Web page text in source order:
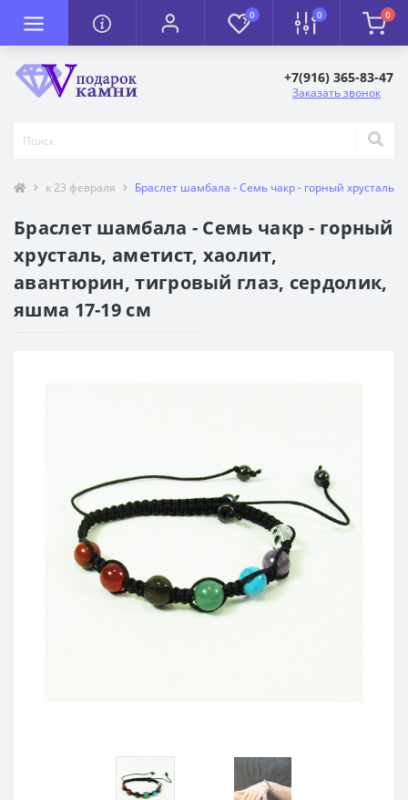
0 0 0
+7(916) 365-83-47
Заказать звонок
к 23 февраля Браслет шамбала - Семь чакр - горный хрусталь,
Браслет шамбала - Семь чакр - горный
хрусталь, аметист, хаолит,
авантюрин, тигровый глаз, сердолик,
яшма 17-19 см